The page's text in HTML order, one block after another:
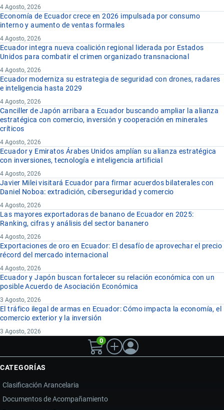
4 Agosto, 2026
Economía de Ecuador crece en 2026 impulsada por consumo
interno y aumento de ventas formales
4 Agosto, 2026
Ecuador integra nueva coalición regional liderada por Estados
Unidos para combatir el crimen organizado transnacional
4 Agosto, 2026
Ecuador moderniza su estrategia de seguridad con drones, radares
e inteligencia hasta 2029
4 Agosto, 2026
Canciller de Japón arribara a Ecuador buscando ampliar la alianza
estratégica con comercio, inversión y cooperación en minerales
críticos
4 Agosto, 2026
Ecuador y Emiratos Árabes Unidos amplían su alianza estratégica
con inversiones, tecnología e inteligencia artificial
4 Agosto, 2026
Javier Milei visitará Ecuador para firmar acuerdos bilaterales con
Daniel Noboa: extradición, ciberseguridad y comercio
4 Agosto, 2026
Las mayores exportadoras de banano de Ecuador en 2025:
Ranking, cifras y análisis del sector bananero
4 Agosto, 2026
Exportaciones de oro en Ecuador: El desafío de aprovechar el precio
récord del mercado internacional
4 Agosto, 2026
Ecuador y Japón buscan fortalecer su relación económica con un
posible Acuerdo de Asociación Económica
3 Agosto, 2026
El tráfico ilegal de armas en Ecuador: Cómo impacta la economía, el
comercio exterior y la inversión
3 Agosto, 2026
0
CATEGORÍAS
Clasificación Arancelaria
Documentos de Acompañamiento